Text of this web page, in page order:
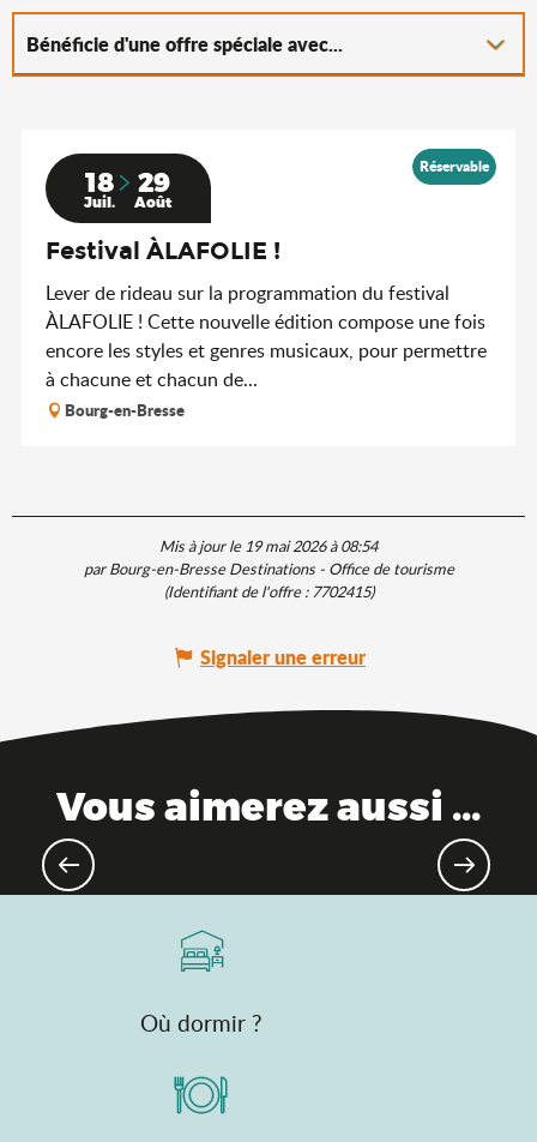
Bénéficie d'une offre spéciale avec...
18
Juil.
29
Août
Festival ÀLAFOLIE !
Lever de rideau sur la programmation du festival
ÀLAFOLIE ! Cette nouvelle édition compose une fois
encore les styles et genres musicaux, pour permettre
à chacune et chacun de...
Bourg-en-Bresse
Réservable
Mis à jour le 19 mai 2026 à 08:54
par Bourg-en-Bresse Destinations - Office de tourisme
(Identifiant de l'offre :7702415)
Signaler une erreur
Vous aimerez aussi ...
Sites incontournables de l'Ain
Où dormir ?